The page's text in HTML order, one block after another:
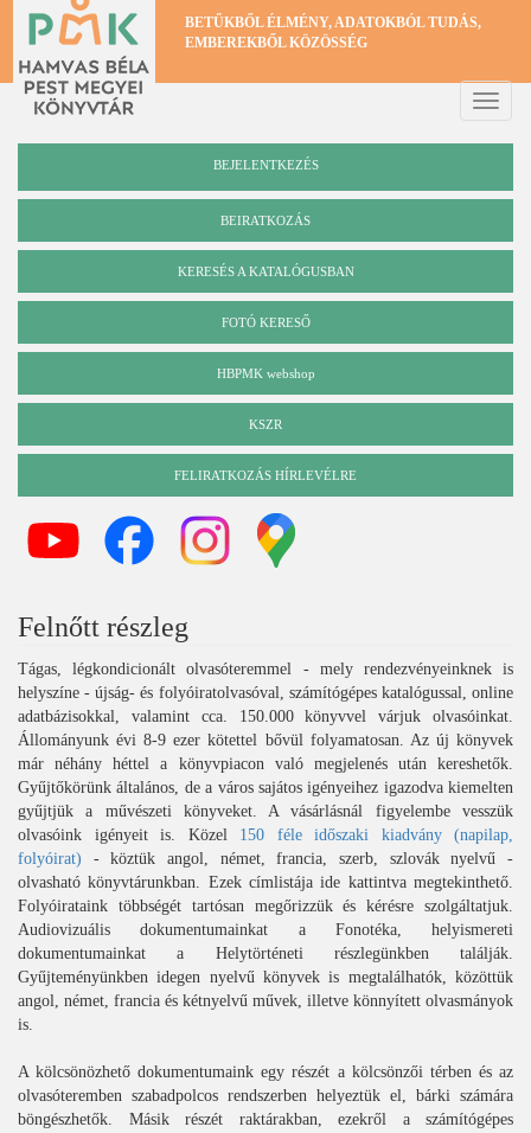
Ugrás
tartalomra
BETŰKBŐL ÉLMÉNY, ADATOKBÓL TUDÁS,
EMBEREKBŐL KÖZÖSSÉG
Toggle
BEJELENTKEZÉS
BEIRATKOZÁS
Katalógus
KERESÉS A KATALÓGUSBAN
FOTÓ KERESŐ
HBPMK webshop
KSZR
FELIRATKOZÁS HÍRLEVÉLRE
Felnőtt részleg
Tágas, légkondicionált olvasóteremmel - mely rendezvényeinknek is
helyszíne - újság- és folyóiratolvasóval, számítógépes katalógussal, online
adatbázisokkal, valamint cca. 150.000 könyvvel várjuk olvasóinkat.
Állományunk évi 8-9 ezer kötettel bővül folyamatosan. Az új könyvek
már néhány héttel a könyvpiacon való megjelenés után kereshetők.
Gyűjtőkörünk általános, de a város sajátos igényeihez igazodva kiemelten
gyűjtjük a művészeti könyveket. A vásárlásnál figyelembe vesszük
olvasóink igényeit is. Közel 150 féle időszaki kiadvány (napilap,
folyóirat) - köztük angol, német, francia, szerb, szlovák nyelvű -
olvasható könyvtárunkban. Ezek címlistája ide kattintva megtekinthető.
Folyóirataink többségét tartósan megőrizzük és kérésre szolgáltatjuk.
Audiovizuális dokumentumainkat a Fonotéka, helyismereti
dokumentumainkat a Helytörténeti részlegünkben találják.
Gyűjteményünkben idegen nyelvű könyvek is megtalálhatók, közöttük
angol, német, francia és kétnyelvű művek, illetve könnyített olvasmányok
is.
A kölcsönözhető dokumentumaink egy részét a kölcsönzői térben és az
olvasóteremben szabadpolcos rendszerben helyeztük el, bárki számára
böngészhetők. Másik részét raktárakban, ezekről a számítógépes